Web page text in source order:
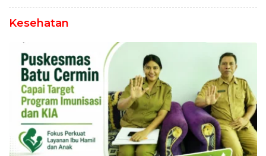
Kesehatan